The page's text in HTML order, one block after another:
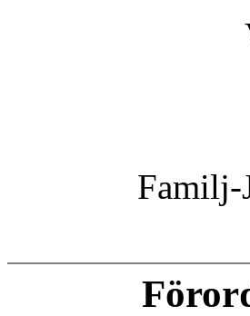
Familj-